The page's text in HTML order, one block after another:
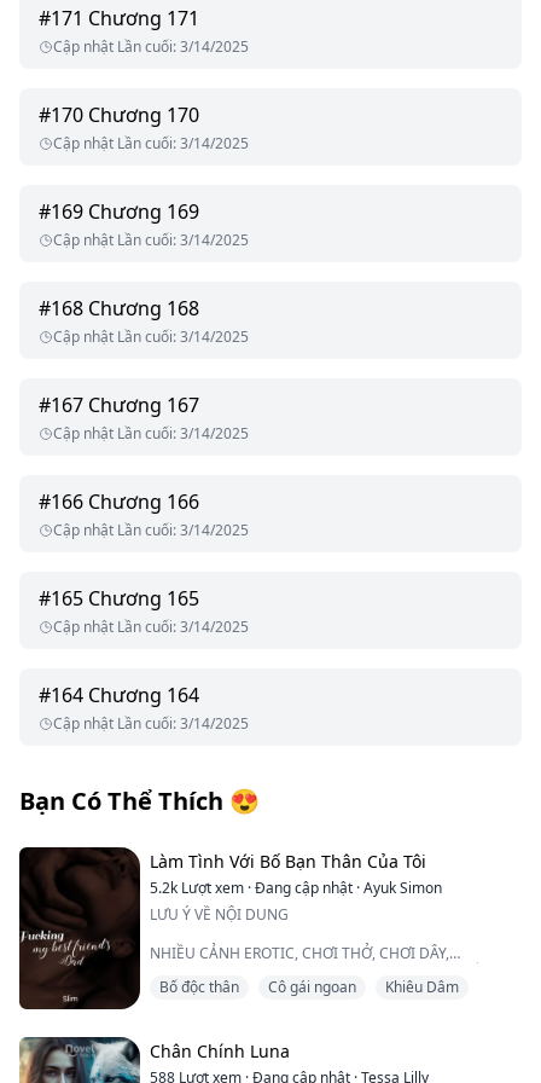
#171 Chương 171
Cập nhật Lần cuối:3/14/2025
#170 Chương 170
Cập nhật Lần cuối:3/14/2025
#169 Chương 169
Cập nhật Lần cuối:3/14/2025
#168 Chương 168
Cập nhật Lần cuối:3/14/2025
#167 Chương 167
Cập nhật Lần cuối:3/14/2025
#166 Chương 166
Cập nhật Lần cuối:3/14/2025
#165 Chương 165
Cập nhật Lần cuối:3/14/2025
#164 Chương 164
Cập nhật Lần cuối:3/14/2025
Bạn Có Thể Thích 😍
Làm Tình Với Bố Bạn Thân Của Tôi
5.2k Lượt xem ·Đang cập nhật ·Ayuk Simon
LƯU Ý VỀ NỘI DUNG
NHIỀU CẢNH EROTIC, CHƠI THỞ, CHƠI DÂY,
TRONG CUỐN SÁCH NÀY. NỘI DUNG DÀNH CHO
SẼ KHIẾN BẠN PHẢI TÌM ĐẾN MÁY RUNG VÀ LÀM ƯỚT
QUẦN LÓT CỦA BẠN. Hãy tận hưởng, các cô gái, và
Bố độc thân Cô gái ngoan Khiêu Dâm
Chân Chính Luna
588 Lượt xem ·Đang cập nhật ·Tessa Lilly